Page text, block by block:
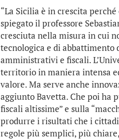
“La Sicilia è in crescita
spiegato il professore
cresciuta nella misura in cui
tecnologica e di
amministrativi e fiscali.
territorio in maniera intensa
valore. Ma serve anche
aggiunto Bavetta. Che poi ha
fiscali altissime” e sulla
produrre i risultati che i
regole più semplici, più